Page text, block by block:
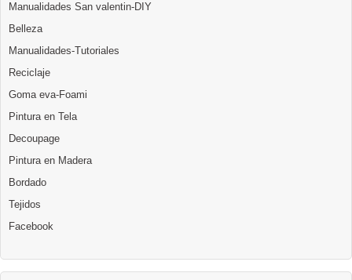
Manualidades San valentin-DIY
Belleza
Manualidades-Tutoriales
Reciclaje
Goma eva-Foami
Pintura en Tela
Decoupage
Pintura en Madera
Bordado
Tejidos
Facebook